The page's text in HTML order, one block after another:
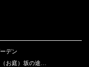
デン
お庭）坂の途…